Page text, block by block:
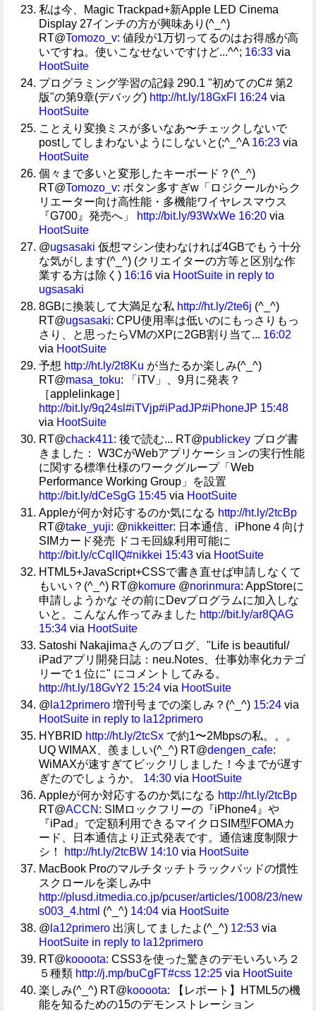
私は今、Magic Trackpad+新Apple LED Cinema
Display 27インチの方が興味あり(^_^)
RT@Tomozo_v: 値段が1万切ってるのはお得感が高
いですね。使いこなせないですけど...^^; 16:33 via
HootSuite
プログラミング学習の記録 290.1 "初めてのC# 第2
版"の第9章(デバッグ) http://ht.ly/18GxFI 16:24 via
HootSuite
ことえり変換ミスが多いなあ〜チェックしないで
postしてしまわないようにしないと(;^_^A 16:23 via
HootSuite
個々まで多いと変形したキーボード？(^_^)
RT@Tomozo_v: ボタン多すぎw「ロジクールからク
リエーター向け高性能・多機能ワイヤレスマウス
『G700』発売へ」
http://bit.ly/93WxWe 16:20 via
HootSuite
@ugsasaki 仮想マシン使わなければ4GBでもう十分
な気がします(^_^) (クリエイターの方等と区別な作
業する方は除く) 16:16 via HootSuite in reply to
ugsasaki
8GBに換装して大満足な私 http://ht.ly/2te6j (^_^)
RT@ugsasaki: CPU使用率は低いのにもっさりもっ
さり、と思ったらVMのXPに2GB割り当て... 16:02
via HootSuite
予想 http://ht.ly/2t8Ku が当たるか楽しみ(^_^)
RT@masa_toku: 「iTV」、9月に発表？
［applelinkage］
http://bit.ly/9q24sl #iTVjp#iPadJP#iPhoneJP 15:48
via HootSuite
RT@chack411: 後で読む... RT@publickey ブログ書
きました： W3CがWebアプリケーションの実行性能
に関する標準仕様のワークグループ「Web
Performance Working Group」を設置
http://bit.ly/dCeSgG 15:45 via HootSuite
Appleが何か対応するのか気になる http://ht.ly/2tcBp
RT@take_yuji: @nikkeitter: 日本通信、iPhone４向け
SIMカード発売 ドコモ回線利用可能に
http://bit.ly/cCqlIQ#nikkei 15:43 via HootSuite
HTML5+JavaScript+CSSで書き直せば申請しなくて
もいい？(^_^) RT@komure @norinmura: AppStoreに
申請しようかな その前にDevプログラムに加入しな
いと。こんなん作ってみました http://bit.ly/ar8QAG
15:34 via HootSuite
Satoshi Nakajimaさんのブログ、"Life is beautiful/
iPadアプリ開発日誌：neu.Notes、仕事効率化カテゴ
リーで１位に" にコメントしてみる。
http://ht.ly/18GvY2 15:24 via HootSuite
@ la12primero 増刊号までの楽しみ？(^_^) 15:24 via
HootSuite in reply to la12primero
HYBRID http://ht.ly/2tcSx で約1〜2Mbpsの私。。。
UQ WIMAX、羨ましい(^_^) RT@dengen_cafe:
WiMAXが速すぎてビックリしました！今までが遅す
ぎたのでしょうか。
14:30 via HootSuite
Appleが何か対応するのか気になる http://ht.ly/2tcBp
RT@ACCN : SIMロックフリーの『iPhone4』や
『iPad』で定額利用できるマイクロSIM型FOMAカ
ード、日本通信より正式発表です。通信速度制限ナ
シ！
http://ht.ly/2tcBW 14:10 via HootSuite
MacBook Proのマルチタッチトラックパッドの慣性
スクロールを楽しみ中
http://plusd.itmedia.co.jp/pcuser/articles/1008/23/new
s003_4.html (^_^) 14:04 via HootSuite
@ la12primero 出演してましたよ(^_^) 12:53 via
HootSuite in reply to la12primero
RT@koooota: CSS3を使った驚きのデモいろいろ２
５種類 http://j.mp/buCgFT#css 12:25 via HootSuite
楽しみ(^_^) RT@koooota: 【レポート】HTML5の機
能を知るための15のデモンストレーション